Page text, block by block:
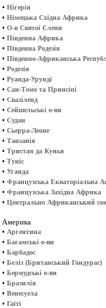
• Нігерія
• Німецька Східна Африка
• О-в Святої Єлени
• Південна Африка
• Південна Родезія
• Південно-Африканська
• Родезія
• Руанда-Урунді
• Сан-Томе та Принсіпі
• Свазіленд
• Сейшельські о-ви
• Судан
• Сьерра-Леоне
• Танзанія
• Тристан да Кунья
• Туніс
• Уганда
• Французська Екваторіальна
• Французська Західна Африка
• Центрально Африканський
Америка
• Аргентина
• Багамські о-ви
• Барбадос
• Беліз (Британський Гондурас)
• Бермудські о-ви
• Бразилія
• Венесуела
• Гаїті